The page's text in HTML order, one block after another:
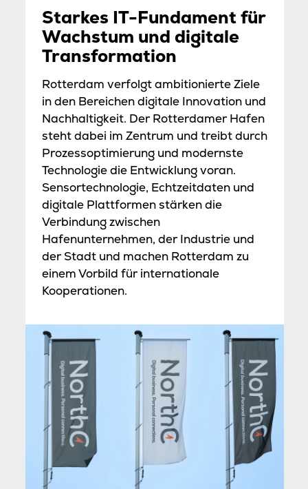
Starkes IT-Fundament für
Wachstum und digitale
Transformation
Rotterdam verfolgt ambitionierte Ziele
in den Bereichen digitale Innovation und
Nachhaltigkeit. Der Rotterdamer Hafen
steht dabei im Zentrum und treibt durch
Prozessoptimierung und modernste
Technologie die Entwicklung voran.
Sensortechnologie, Echtzeitdaten und
digitale Plattformen stärken die
Verbindung zwischen
Hafenunternehmen, der Industrie und
der Stadt und machen Rotterdam zu
einem Vorbild für internationale
Kooperationen.